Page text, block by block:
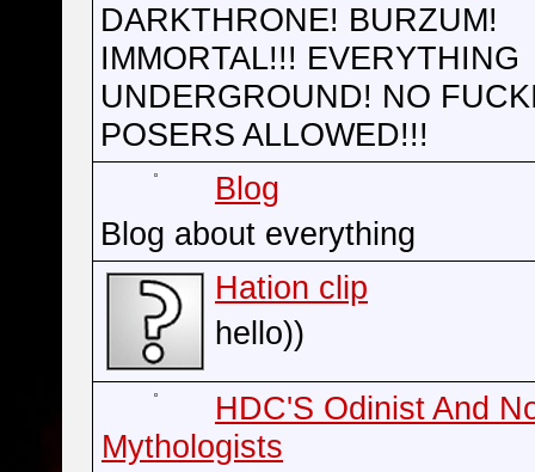
DARKTHRONE! BURZUM!
IMMORTAL!!! EVERYTHING
UNDERGROUND! NO
POSERS ALLOWED!!!
Blog
Blog about everything
Hation clip
hello))
HDC'S Odinist And
Mythologists